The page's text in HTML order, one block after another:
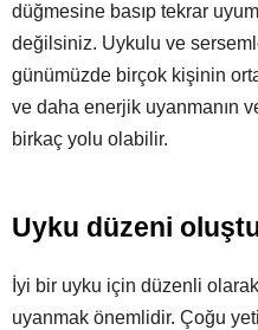
düğmesine basıp tekrar
değilsiniz. Uykulu ve
günümüzde birçok kişinin
ve daha enerjik uyanmanın
birkaç yolu olabilir.
Uyku düzeni
İyi bir uyku için düzenli
uyanmak önemlidir. Çoğu